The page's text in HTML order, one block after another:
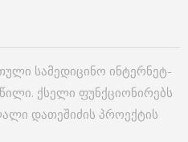
სამედიცინო ინტერნეტ-
ქსელი ფუნქციონირებს
დათეშიძის პროექტის